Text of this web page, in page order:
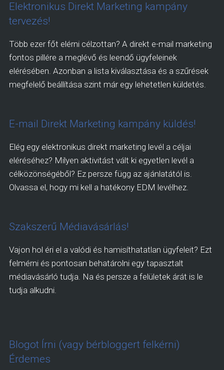
Elektronikus Direkt Marketing kampány
tervezés!
Több ezer főt elérni célzottan? A direkt e-mail marketing
fontos pillére a meglévő és leendő ügyfeleinek
elérésében. Azonban a lista kiválasztása és a szűrések
megfelelő beállítása szint már egy lehetetlen küldetés.
E-mail Direkt Marketing kampány küldés!
Elég egy elektronikus direkt marketing levél a céljai
eléréséhez? Milyen aktivitást vált ki egyetlen levél a
célközönségéből? Ez persze függ az ajánlatától is.
Olvassa el, hogy mi kell a hatékony EDM levélhez.
Szakszerű Médiavásárlás!
Vajon hol éri el a valódi és hamisíthatatlan ügyfeleit? Ezt
felmérni és pontosan behatárolni egy tapasztalt
médiavásárló tudja. Na és persze a felületek árát is le
tudja alkudni.
Blogot Írni (vagy bérbloggert felkérni)
Érdemes